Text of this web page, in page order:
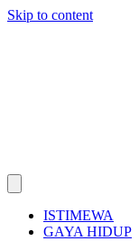
Skip to content
ISTIMEWA
GAYA HIDUP